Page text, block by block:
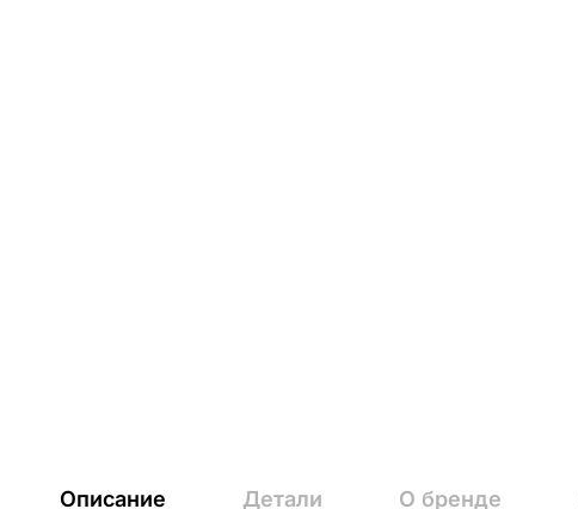
Описание Детали О бренде